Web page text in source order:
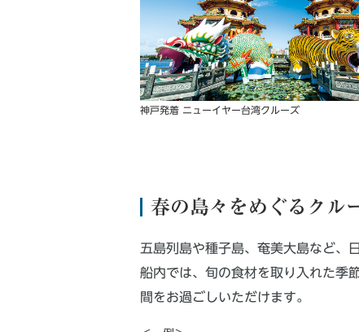
神戸発着 ニューイヤー台湾クルーズ
春の島々をめぐるクル
五島列島や種子島、奄美大島など、
船内では、旬の食材を取り入れた季
間をお過ごしいただけます。